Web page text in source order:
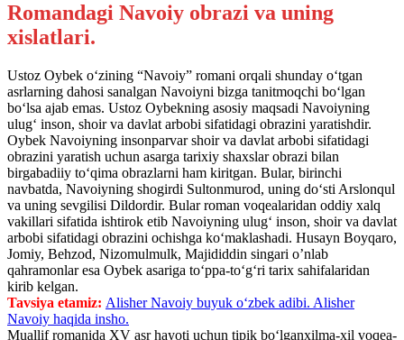
Romandagi Navoiy obrazi va uning
xislatlari.
Ustoz Oybek o‘zining “Navoiy” romani orqali shunday o‘tgan
asrlarning dahosi sanalgan Navoiyni bizga tanitmoqchi bo‘lgan
bo‘lsa ajab emas. Ustoz Oybekning asosiy maqsadi Navoiyning
ulug‘ inson, shoir va davlat arbobi sifatidagi obrazini yaratishdir.
Oybek Navoiyning insonparvar shoir va davlat arbobi sifatidagi
obrazini yaratish uchun asarga tarixiy shaxslar obrazi bilan
birgabadiiy to‘qima obrazlarni ham kiritgan. Bular, birinchi
navbatda, Navoiyning shogirdi Sultonmurod, uning do‘sti Arslonqul
va uning sevgilisi Dildordir. Bular roman voqealaridan oddiy xalq
vakillari sifatida ishtirok etib Navoiyning ulug‘ inson, shoir va davlat
arbobi sifatidagi obrazini ochishga ko‘maklashadi. Husayn Boyqaro,
Jomiy, Behzod, Nizomulmulk, Majididdin singari o’nlab
qahramonlar esa Oybek asariga to‘ppa-to‘g‘ri tarix sahifalaridan
kirib kelgan.
Tavsiya etamiz: Alisher Navoiy buyuk o‘zbek adibi. Alisher
Navoiy haqida insho.
Muallif romanida XV asr hayoti uchun tipik bo‘lganxilma-xil voqea-